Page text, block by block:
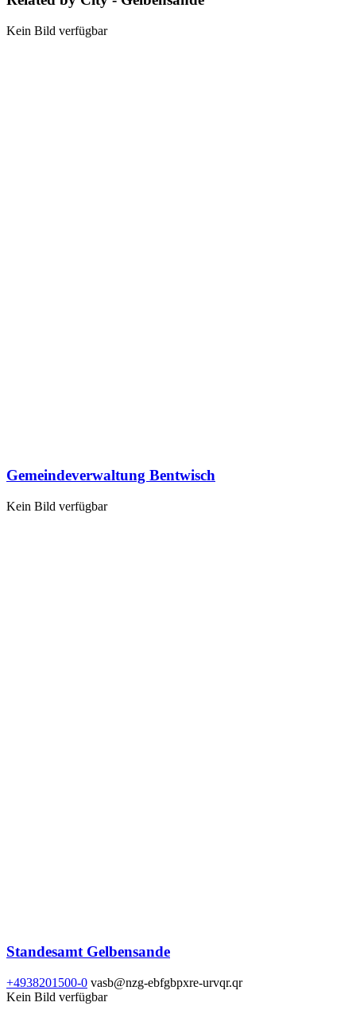
Kein Bild verfügbar
Gemeindeverwaltung Bentwisch
Kein Bild verfügbar
Standesamt Gelbensande
+4938201500-0 vasb@nzg-ebfgbpxre-urvqr.qr
Kein Bild verfügbar